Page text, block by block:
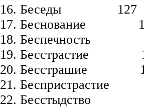
16. Беседы 127
17. Беснование
18. Беспечность
19. Бесстрастие
20. Бесстрашие
21.
22. Бесстыдство